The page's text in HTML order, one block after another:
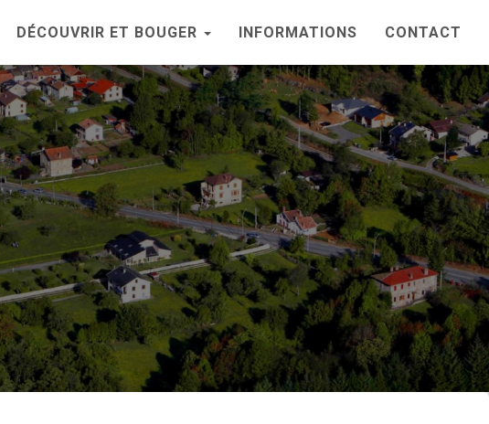
DÉCOUVRIR ET BOUGER INFORMATIONS CONTACT